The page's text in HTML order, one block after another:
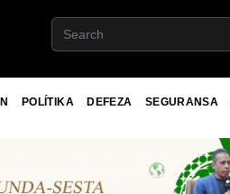
POLÍTIKA DEFEZA SEGURANSA